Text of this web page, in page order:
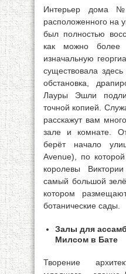
Интерьер дома
расположенного на
был полностью
как можно более
изначальную
существовала
обстановка,
Лауры Эшли
точной копией.
расскажут вам
зале и комнате.
берёт начало
Avenue), по
королевы
самый большой
котором
ботанические сады.
Залы для
Милсом в Бате
Творение